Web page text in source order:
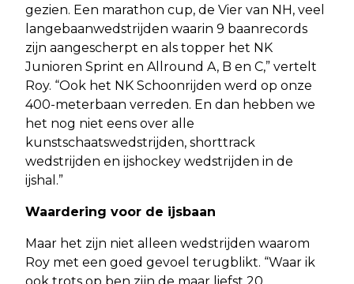
gezien. Een marathon cup, de Vier van NH, veel
langebaanwedstrijden waarin 9 baanrecords
zijn aangescherpt en als topper het NK
Junioren Sprint en Allround A, B en C,” vertelt
Roy. “Ook het NK Schoonrijden werd op onze
400-meterbaan verreden. En dan hebben we
het nog niet eens over alle
kunstschaatswedstrijden, shorttrack
wedstrijden en ijshockey wedstrijden in de
ijshal.”
Waardering voor de ijsbaan
Maar het zijn niet alleen wedstrijden waarom
Roy met een goed gevoel terugblikt. “Waar ik